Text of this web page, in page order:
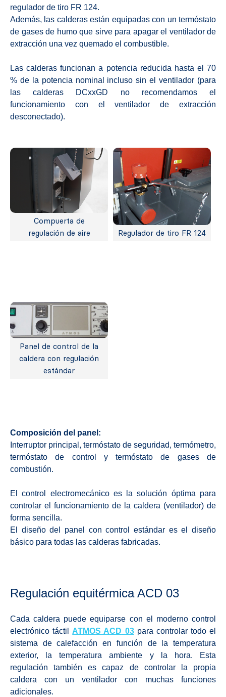
regulador de tiro FR 124.
Además, las calderas están equipadas con un termóstato
de gases de humo que sirve para apagar el ventilador de
extracción una vez quemado el combustible.
Las calderas funcionan a potencia reducida hasta el 70
% de la potencia nominal incluso sin el ventilador (para
las calderas DCxxGD no recomendamos el
funcionamiento con el ventilador de extracción
desconectado).
Compuerta de
regulación de aire
Regulador de tiro FR 124
Panel de control de la
caldera con regulación
estándar
Composición del panel:
Interruptor principal, termóstato de seguridad, termómetro,
termóstato de control y termóstato de gases de
combustión.
El control electromecánico es la solución óptima para
controlar el funcionamiento de la caldera (ventilador) de
forma sencilla.
El diseño del panel con control estándar es el diseño
básico para todas las calderas fabricadas.
Regulación equitérmica ACD 03
Cada caldera puede equiparse con el moderno control
electrónico táctil ATMOS ACD 03para controlar todo el
sistema de calefacción en función de la temperatura
exterior, la temperatura ambiente y la hora. Esta
regulación también es capaz de controlar la propia
caldera con un ventilador con muchas funciones
adicionales.